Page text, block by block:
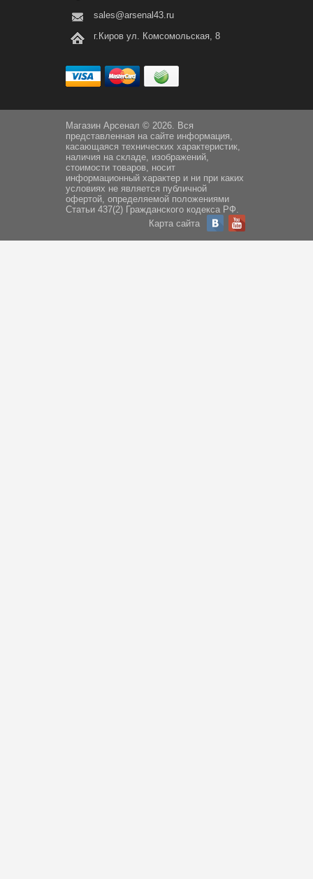
sales@arsenal43.ru
г.Киров ул. Комсомольская, 8
Магазин Арсенал © 2026. Вся
представленная на сайте информация,
касающаяся технических характеристик,
наличия на складе, изображений,
стоимости товаров, носит
информационный характер и ни при каких
условиях не является публичной
офертой, определяемой положениями
Статьи 437(2) Гражданского кодекса РФ.
Карта сайта